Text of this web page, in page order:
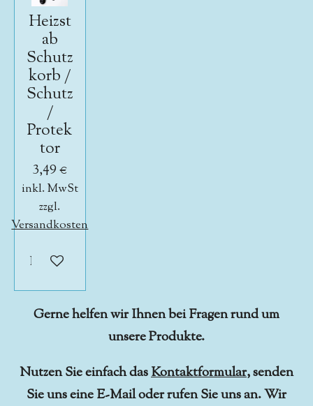
Heizst
ab
Schutz
korb /
Schutz
/
Protek
tor
3,49 €
inkl. MwSt
zzgl.
Versandkosten
In den Warenkorb
Gerne helfen wir Ihnen bei Fragen rund um
unsere Produkte.
Nutzen Sie einfach dasKontaktformular, senden
Sie uns eine E-Mail oder rufen Sie uns an. Wir